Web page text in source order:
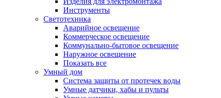
Инструменты
Светотехника
Аварийное освещение
Коммерческое освещение
Коммунально-бытовое освещение
Наружное освещение
Показать все
Умный дом
Система защиты от протечек воды
Умные датчики, хабы и пульты